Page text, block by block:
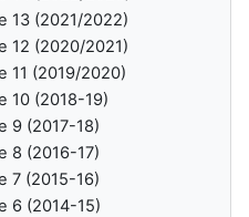
13 (2021/2022)
12 (2020/2021)
11 (2019/2020)
10 (2018-19)
9 (2017-18)
8 (2016-17)
7 (2015-16)
6 (2014-15)